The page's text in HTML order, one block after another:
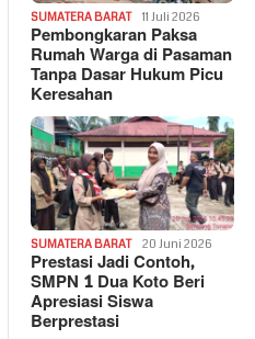
SUMATERA BARAT 11 Juli 2026
Pembongkaran Paksa
Rumah Warga di Pasaman
Tanpa Dasar Hukum Picu
Keresahan
SUMATERA BARAT 20 Juni 2026
Prestasi Jadi Contoh,
SMPN 1 Dua Koto Beri
Apresiasi Siswa
Berprestasi